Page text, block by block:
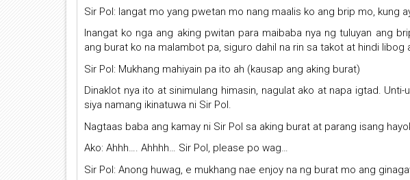
Sir Pol: Iangat mo yang pwetan mo nang maalis ko ang brip mo, kung
Inangat ko nga ang aking pwitan para maibaba nya ng tuluyan ang
ang burat ko na malambot pa, siguro dahil na rin sa takot at hindi libog
Sir Pol: Mukhang mahiyain pa ito ah (kausap ang aking burat)
Dinaklot nya ito at sinimulang himasin, nagulat ako at napa igtad.
siya namang ikinatuwa ni Sir Pol.
Nagtaas baba ang kamay ni Sir Pol sa aking burat at parang isang
Ako: Ahhh…. Ahhhh… Sir Pol, please po wag…
Sir Pol: Anong huwag, e mukhang nae enjoy na ng burat mo ang